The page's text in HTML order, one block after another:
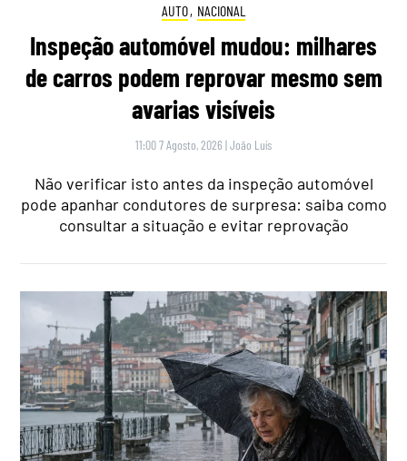
AUTO, NACIONAL
Inspeção automóvel mudou: milhares
de carros podem reprovar mesmo sem
avarias visíveis
11:00 7 Agosto, 2026 |João Luís
Não verificar isto antes da inspeção automóvel
pode apanhar condutores de surpresa: saiba como
consultar a situação e evitar reprovação